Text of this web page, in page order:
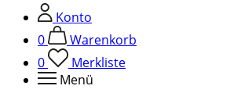
Konto
0
Warenkorb
0
Merkliste
Menü